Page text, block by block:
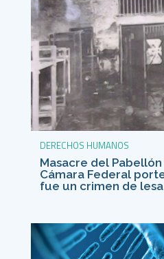
DERECHOS HUMANOS
Masacre del
Cámara Federal
fue un crimen de